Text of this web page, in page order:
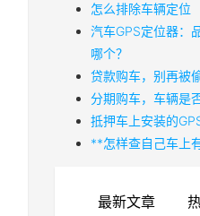
怎么排除车辆定位
汽车GPS定位器：
哪个？
贷款购车，别再被
分期购车，车辆是
抵押车上安装的
**怎样查自己车上
最新文章